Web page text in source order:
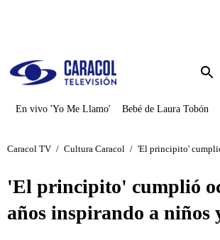
En vivo 'Yo Me Llamo' Bebé de Laura Tobón
Caracol TV / Cultura Caracol / 'El principito'
'El principito' cumplió
años inspirando a niños